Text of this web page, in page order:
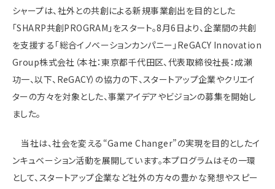
シャープは、社外との共創による新規事業創出を目的とした
「SHARP共創PROGRAM」をスタート。8月6日より、企業間の共創
を支援する「総合イノベーションカンパニー」ReGACY Innovation
Group株式会社（本社：東京都千代田区、代表取締役社長：成瀬
功一、以下、ReGACY）の協力の下、スタートアップ企業やクリエイ
ターの方々を対象とした、事業アイデアやビジョンの募集を開始し
ました。
当社は、社会を変える“Game Changer”の実現を目的としたイ
ンキュベーション活動を展開しています。本プログラムはその一環
として、スタートアップ企業など社外の方々の豊かな発想やスピー